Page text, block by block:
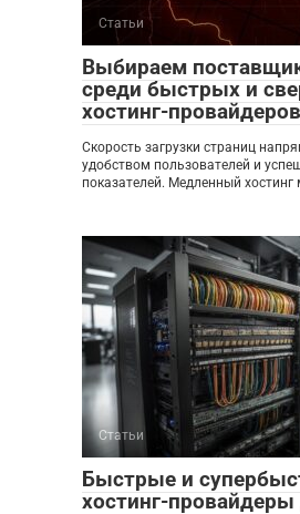
Статьи
Выбираем
среди быстрых и
хостинг-провайдеров
Скорость загрузки страниц
удобством пользователей и
показателей. Медленный хостинг
Статьи
Быстрые и
хостинг-